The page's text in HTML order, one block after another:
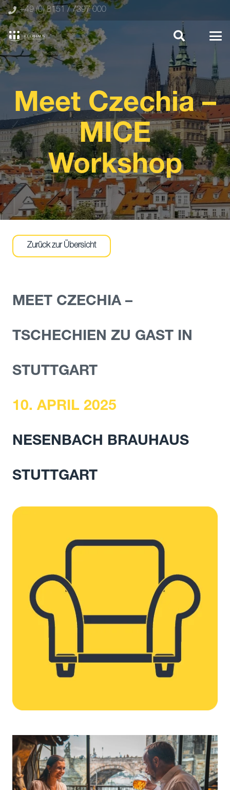
+49 (0) 8151 / 7397 000
Meet Czechia–
MICE
Workshop
Zurück zur Übersicht
MEET CZECHIA –
TSCHECHIEN ZU GAST IN
STUTTGART
10. APRIL 2025
NESENBACH BRAUHAUS
STUTTGART